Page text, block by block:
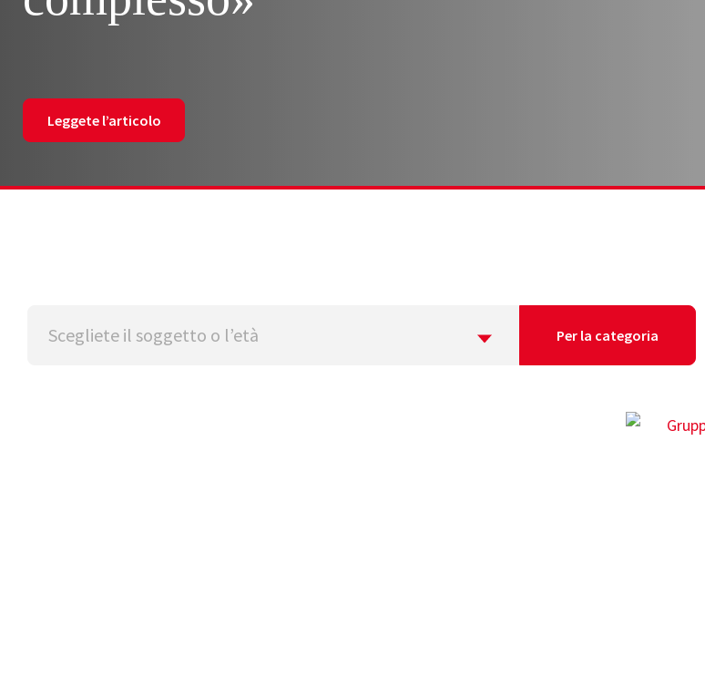
Leggete l’articolo
Scegliete il soggetto o l’età Per la categoria